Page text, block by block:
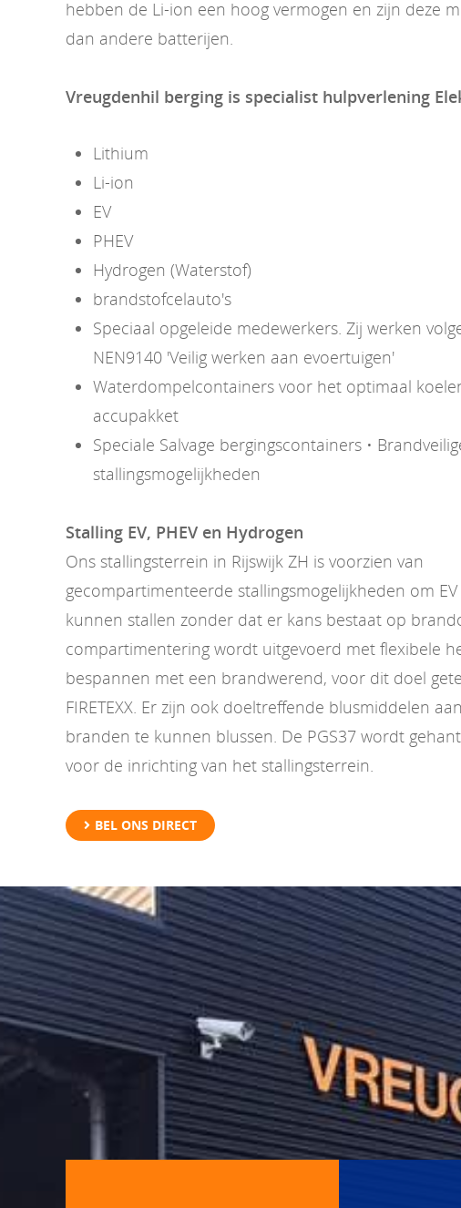
hebben de Li-ion een hoog vermogen en zijn deze
dan andere batterijen.
Vreugdenhil berging is specialist hulpverlening
Lithium
Li-ion
EV
PHEV
Hydrogen (Waterstof)
brandstofcelauto's
Speciaal opgeleide medewerkers. Zij werken
NEN9140 'Veilig werken aan evoertuigen'
Waterdompelcontainers voor het optimaal
accupakket
Speciale Salvage bergingscontainers •
stallingsmogelijkheden
Stalling EV, PHEV en Hydrogen
Ons stallingsterrein in Rijswijk ZH is voorzien van
gecompartimenteerde stallingsmogelijkheden om EV
kunnen stallen zonder dat er kans bestaat op
compartimentering wordt uitgevoerd met flexibele
bespannen met een brandwerend, voor dit doel
FIRETEXX. Er zijn ook doeltreffende blusmiddelen
branden te kunnen blussen. De PGS37 wordt
voor de inrichting van het stallingsterrein.
BEL ONS DIRECT